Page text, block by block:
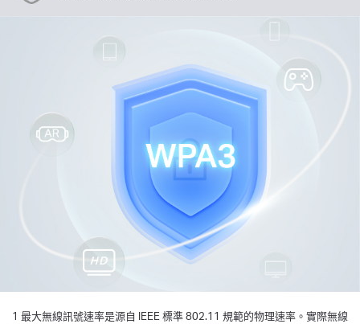
1 最大無線訊號速率是源自 IEEE 標準 802.11 規範的物理速率。實際無線